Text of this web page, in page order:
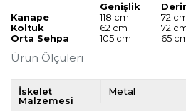
Ürün Ölçüleri
Genişlik
Kanape
118 cm 72
Koltuk
62 cm 72
Orta Sehpa
105 cm 65
İskelet
Malzemesi
Metal